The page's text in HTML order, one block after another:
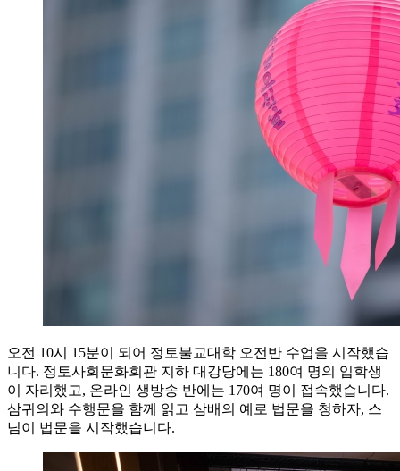
오전 10시 15분이 되어 정토불교대학 오전반 수업을 시작했습
니다. 정토사회문화회관 지하 대강당에는 180여 명의 입학생
이 자리했고, 온라인 생방송 반에는 170여 명이 접속했습니다.
삼귀의와 수행문을 함께 읽고 삼배의 예로 법문을 청하자, 스
님이 법문을 시작했습니다.